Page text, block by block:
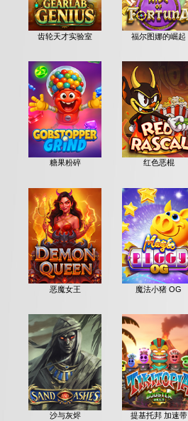
齿轮天才实验室 福尔图娜的崛起
糖果粉碎 红色恶棍
恶魔女王 魔法小猪 OG
沙与灰烬 提基托邦 加速带